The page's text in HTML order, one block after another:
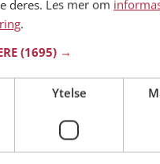
deres. Les mer om
.
(1695) →
Ytelse